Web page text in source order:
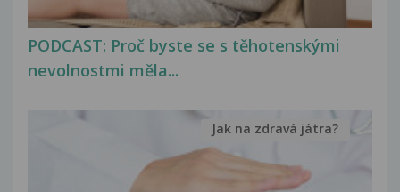
PODCAST: Proč byste se s těhotenskými
nevolnostmi měla...
Jak na zdravá játra?